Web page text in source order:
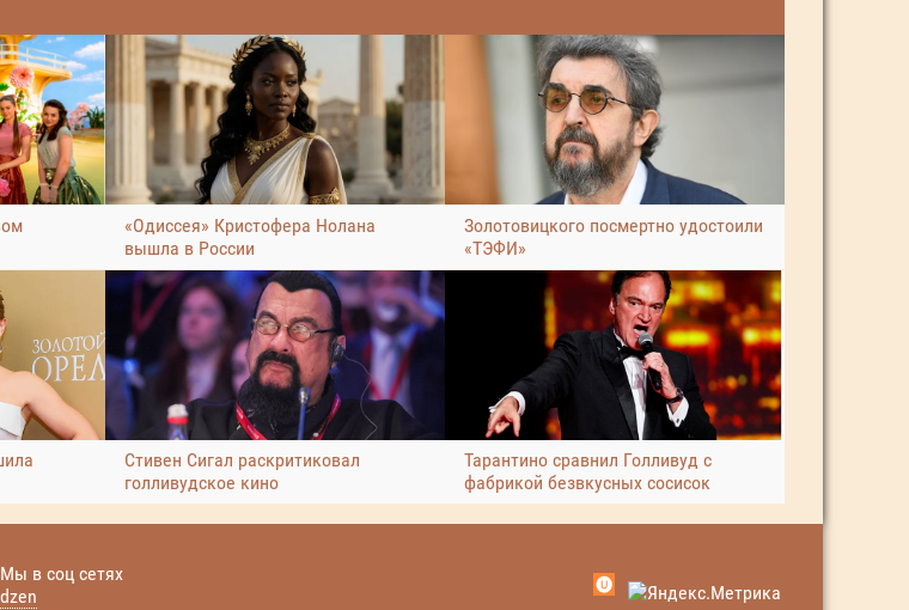
«Одиссея» Кристофера Нолана
вышла в России
Золотовицкого посмертно удостоили
«ТЭФИ»
Стивен Сигал раскритиковал
голливудское кино
Тарантино сравнил Голливуд с
фабрикой безвкусных сосисок
Мы в соц сетях
dzen